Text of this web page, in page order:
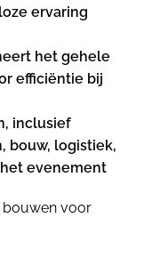
ervaring
het gehele
efficiëntie bij
inclusief
bouw, logistiek,
evenement
bouwen voor